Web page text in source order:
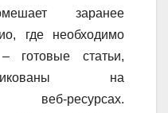
заранее
где необходимо
готовые статьи,
на
веб-ресурсах.